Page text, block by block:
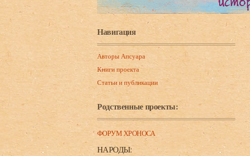
Навигация
Авторы Апсуара
Книги проекта
Статьи и публикации
Родственные проекты:
ФОРУМ ХРОНОСА
НАРОДЫ: